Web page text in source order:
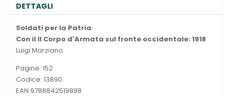
DETTAGLI
Soldati per la Patria
Con il II Corpo d'Armata sul fronte occidentale: 1918
Luigi Marziano
Pagine: 152
Codice: 13890
EAN 9788842519898